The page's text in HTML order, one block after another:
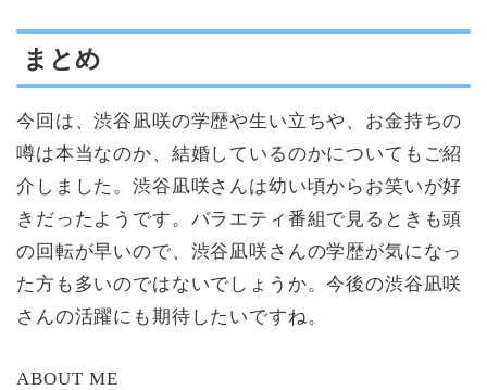
まとめ
今回は、渋谷凪咲の学歴や生い立ちや、お金持ちの
噂は本当なのか、結婚しているのかについてもご紹
介しました。渋谷凪咲さんは幼い頃からお笑いが好
きだったようです。バラエティ番組で見るときも頭
の回転が早いので、渋谷凪咲さんの学歴が気になっ
た方も多いのではないでしょうか。今後の渋谷凪咲
さんの活躍にも期待したいですね。
ABOUT ME